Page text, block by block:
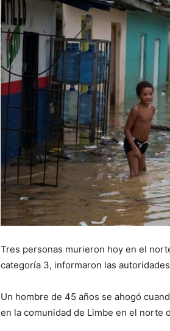
Tres personas murieron hoy en el
categoría 3, informaron las
Un hombre de 45 años se ahogó
en la comunidad de Limbe en el norte